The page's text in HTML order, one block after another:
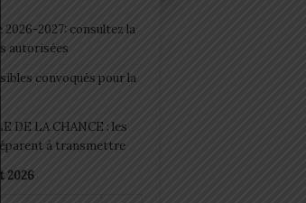
2026-2027: consultez la
autorisées
convoqués pour la
DE LA CHANCE : les
à transmettre
2026